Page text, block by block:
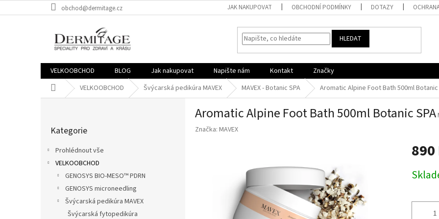
na
obchod@dermitage.cz JAK NAKUPOVAT OBCHODNÍ PODMÍNKY DOTAZY
HLEDAT
VELKOOBCHOD BLOG Jak nakupovat Napište nám Kontakt
Značky
Domů VELKOOBCHOD Švýcarská pedikúra MAVEX MAVEX - Botanic SPA Aromatic Alpine Foot Bath 500ml Botanic
kategorie
Kategorie
Prohlédnout vše
VELKOOBCHOD
GENOSYS BIO-MESO™ PDRN
GENOSYS microneedling
Švýcarská pedikúra MAVEX
Švýcarská fytopedikúra
Aromatic Alpine Foot Bath 500ml Botanic SPA
Značka: MAVEX
890
cena: